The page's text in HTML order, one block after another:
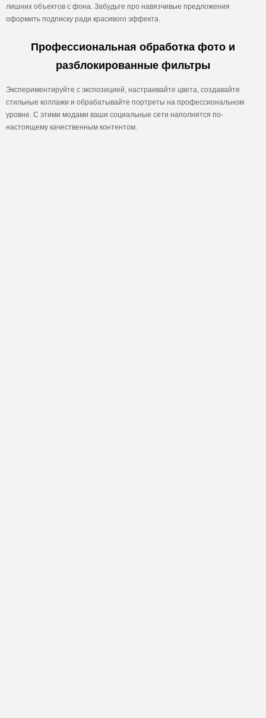
лишних объектов с фона. Забудьте про навязчивые предложения
оформить подписку ради красивого эффекта.
Профессиональная обработка фото и
разблокированные фильтры
Экспериментируйте с экспозицией, настраивайте цвета, создавайте
стильные коллажи и обрабатывайте портреты на профессиональном
уровне. С этими модами ваши социальные сети наполнятся по-
настоящему качественным контентом.